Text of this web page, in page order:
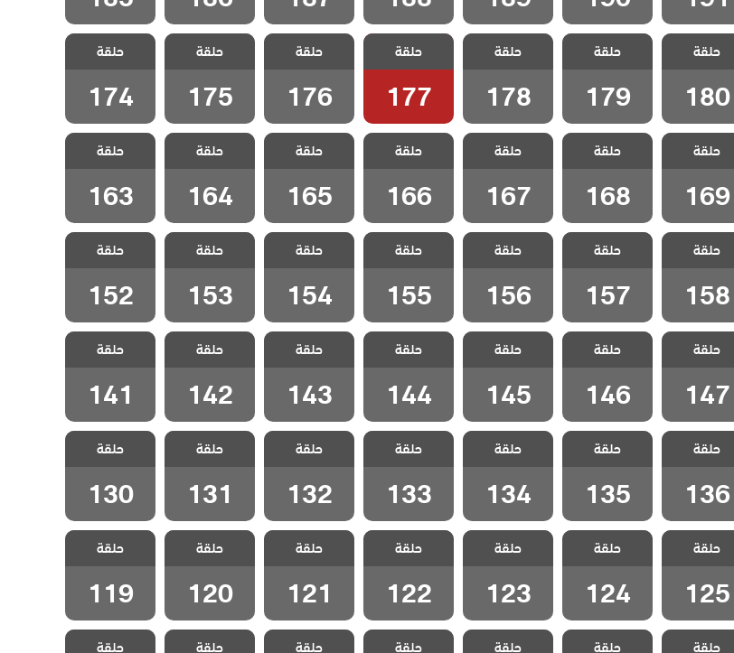
انا ام
مدبلج الحلقة
180
حلقة
180
مسلسل انا ام
مدبلج الحلقة
179
حلقة
179
مسلسل انا ام
مدبلج الحلقة
178
حلقة
178
مسلسل انا ام
مدبلج الحلقة
177
حلقة
177
مسلسل انا ام
مدبلج الحلقة
176
حلقة
176
مسلسل انا ام
مدبلج الحلقة
175
حلقة
175
مسلسل انا ام
مدبلج الحلقة
174
حلقة
174
انا ام
مدبلج الحلقة
169
حلقة
169
مسلسل انا ام
مدبلج الحلقة
168
حلقة
168
مسلسل انا ام
مدبلج الحلقة
167
حلقة
167
مسلسل انا ام
مدبلج الحلقة
166
حلقة
166
مسلسل انا ام
مدبلج الحلقة
165
حلقة
165
مسلسل انا ام
مدبلج الحلقة
164
حلقة
164
مسلسل انا ام
مدبلج الحلقة
163
حلقة
163
انا ام
مدبلج الحلقة
158
حلقة
158
مسلسل انا ام
مدبلج الحلقة
157
حلقة
157
مسلسل انا ام
مدبلج الحلقة
156
حلقة
156
مسلسل انا ام
مدبلج الحلقة
155
حلقة
155
مسلسل انا ام
مدبلج الحلقة
154
حلقة
154
مسلسل انا ام
مدبلج الحلقة
153
حلقة
153
مسلسل انا ام
مدبلج الحلقة
152
حلقة
152
انا ام
مدبلج الحلقة
147
حلقة
147
مسلسل انا ام
مدبلج الحلقة
146
حلقة
146
مسلسل انا ام
مدبلج الحلقة
145
حلقة
145
مسلسل انا ام
مدبلج الحلقة
144
حلقة
144
مسلسل انا ام
مدبلج الحلقة
143
حلقة
143
مسلسل انا ام
مدبلج الحلقة
142
حلقة
142
مسلسل انا ام
مدبلج الحلقة
141
حلقة
141
انا ام
مدبلج الحلقة
136
حلقة
136
مسلسل انا ام
مدبلج الحلقة
135
حلقة
135
مسلسل انا ام
مدبلج الحلقة
134
حلقة
134
مسلسل انا ام
مدبلج الحلقة
133
حلقة
133
مسلسل انا ام
مدبلج الحلقة
132
حلقة
132
مسلسل انا ام
مدبلج الحلقة
131
حلقة
131
مسلسل انا ام
مدبلج الحلقة
130
حلقة
130
انا ام
مدبلج الحلقة
125
حلقة
125
مسلسل انا ام
مدبلج الحلقة
124
حلقة
124
مسلسل انا ام
مدبلج الحلقة
123
حلقة
123
مسلسل انا ام
مدبلج الحلقة
122
حلقة
122
مسلسل انا ام
مدبلج الحلقة
121
حلقة
121
مسلسل انا ام
مدبلج الحلقة
120
حلقة
120
مسلسل انا ام
مدبلج الحلقة
119
حلقة
119
انا ام
مدبلج الحلقة
حلقة
مسلسل انا ام
مدبلج الحلقة
حلقة
مسلسل انا ام
مدبلج الحلقة
حلقة
مسلسل انا ام
مدبلج الحلقة
حلقة
مسلسل انا ام
مدبلج الحلقة
حلقة
مسلسل انا ام
مدبلج الحلقة
حلقة
مسلسل انا ام
مدبلج الحلقة
حلقة